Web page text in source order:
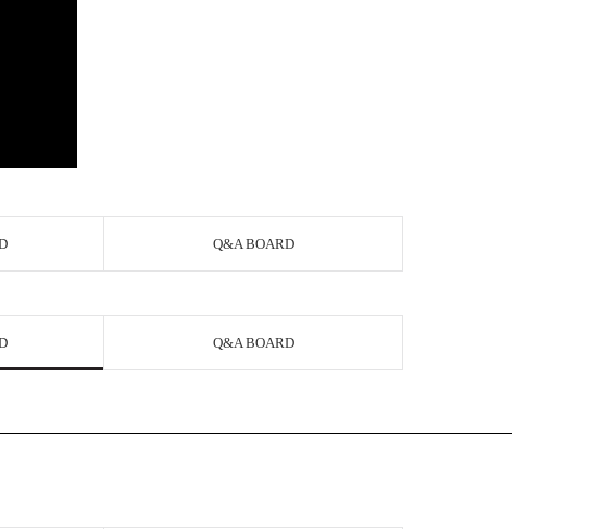
Q&A BOARD
Q&A BOARD